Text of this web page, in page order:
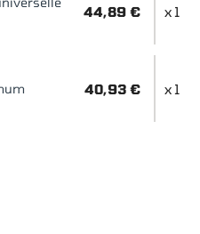
44,89 € x 1
40,93 € x 1